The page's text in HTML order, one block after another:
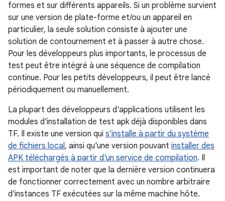
formes et sur différents appareils. Si un problème survient
sur une version de plate-forme et/ou un appareil en
particulier, la seule solution consiste à ajouter une
solution de contournement et à passer à autre chose.
Pour les développeurs plus importants, le processus de
test peut être intégré à une séquence de compilation
continue. Pour les petits développeurs, il peut être lancé
périodiquement ou manuellement.
La plupart des développeurs d'applications utilisent les
modules d'installation de test apk déjà disponibles dans
TF. Il existe une version qui s'installe à partir du système
de fichiers local, ainsi qu'une version pouvant installer des
APK téléchargés à partir d'un service de compilation. Il
est important de noter que la dernière version continuera
de fonctionner correctement avec un nombre arbitraire
d'instances TF exécutées sur la même machine hôte.